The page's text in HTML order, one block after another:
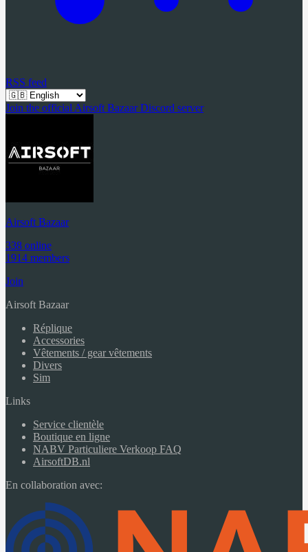
RSS feed
Join the official Airsoft Bazaar Discord server
Airsoft Bazaar
338 online
1914 members
Join
Airsoft Bazaar
Réplique
Accessories
Vêtements / gear vêtements
Divers
Sim
Links
Service clientèle
Boutique en ligne
NABV Particuliere Verkoop FAQ
AirsoftDB.nl
En collaboration avec: